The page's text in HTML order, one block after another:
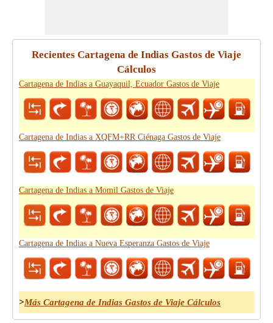
Recientes Cartagena de Indias Gastos de Viaje
Cálculos
Cartagena de Indias a Guayaquil, Ecuador Gastos de Viaje
Cartagena de Indias a XQFM+RR Ciénaga Gastos de Viaje
Cartagena de Indias a Momil Gastos de Viaje
Cartagena de Indias a Nueva Esperanza Gastos de Viaje
>Más Cartagena de Indias Gastos de Viaje Cálculos